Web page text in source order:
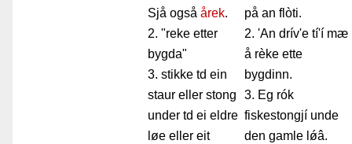
Sjå også årek.
2. "reke etter
bygda"
3. stikke td ein
staur eller stong
under td ei eldre
løe eller eit
på an flòti.
2. 'An drív'e tí'í mæ
å rèke ette
bygdinn.
3. Eg rók
fiskestongjí unde
den gamle lǿâ.